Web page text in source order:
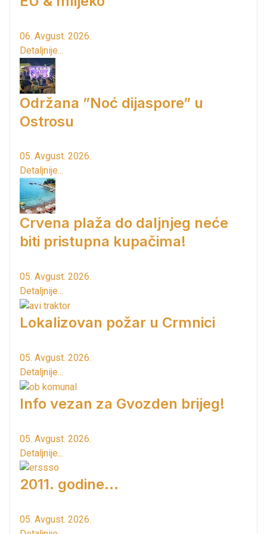
06. Avgust. 2026.
Detaljnije...
Održana ”Noć dijaspore” u
Ostrosu
05. Avgust. 2026.
Detaljnije...
Crvena plaža do daljnjeg neće
biti pristupna kupačima!
05. Avgust. 2026.
Detaljnije...
Lokalizovan požar u Crmnici
05. Avgust. 2026.
Detaljnije...
Info vezan za Gvozden brijeg!
05. Avgust. 2026.
Detaljnije...
2011. godine...
05. Avgust. 2026.